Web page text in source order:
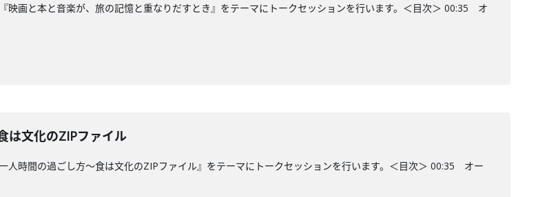
映画と本と音楽が、旅の記憶と重なりだすとき』をテーマにトークセッションを行います。＜目次＞ 00:35 オ
は文化のZIPファイル
人時間の過ごし方～食は文化のZIPファイル』をテーマにトークセッションを行います。＜目次＞ 00:35 オー